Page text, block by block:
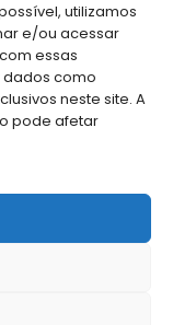
utilizamos
e/ou acessar
essas
como
neste site. A
pode afetar
o seu evento